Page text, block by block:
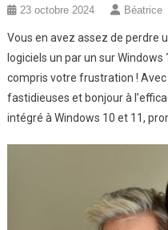
23 octobre 2024 Béatrice
Vous en avez assez de perdre
logiciels un par un sur
compris votre frustration !
fastidieuses et bonjour à
intégré à Windows 10 et 11,